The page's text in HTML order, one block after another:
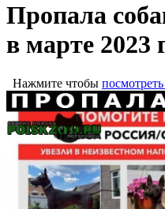
Пропала
в марте 2023
Нажмите чтобы